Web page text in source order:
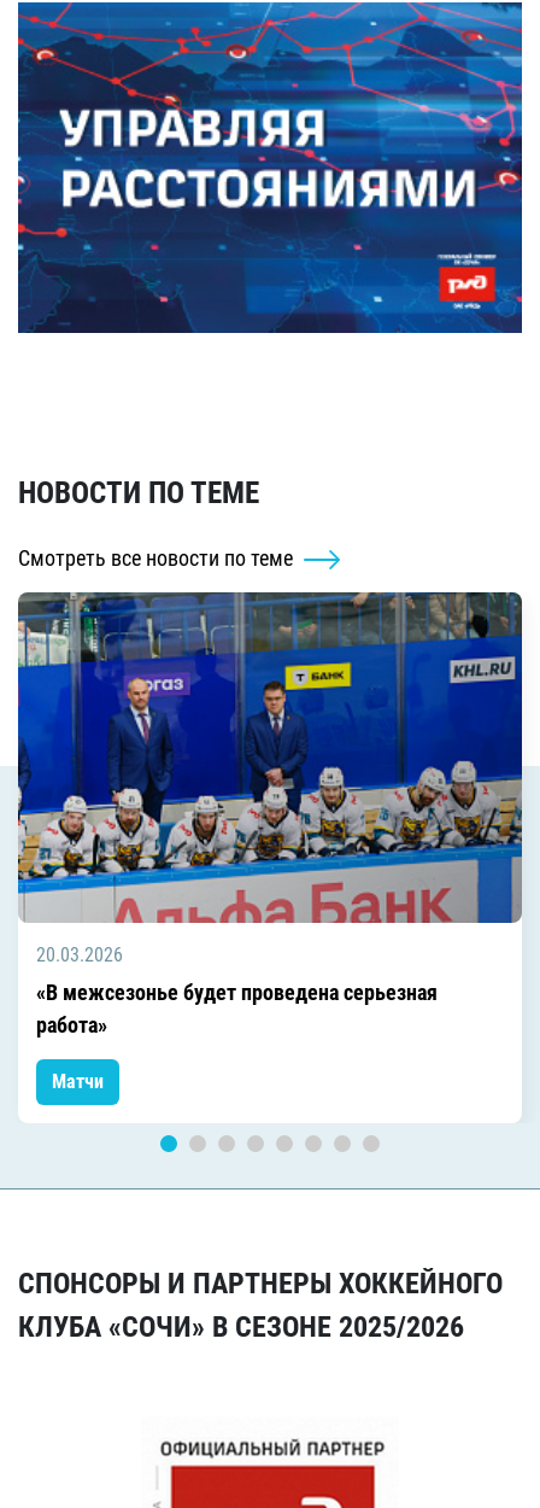
НОВОСТИ ПО ТЕМЕ
Смотреть все новости по теме
20.03.2026
«В межсезонье будет проведена серьезная
работа»
Матчи
СПОНСОРЫ И ПАРТНЕРЫ ХОККЕЙНОГО
КЛУБА «СОЧИ» В СЕЗОНЕ 2025/2026